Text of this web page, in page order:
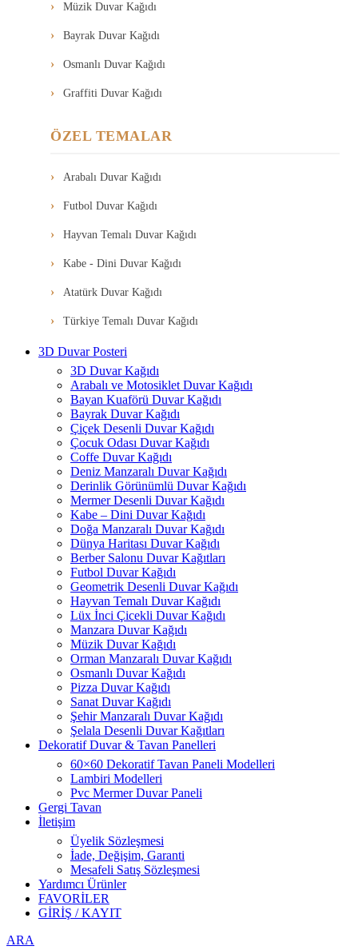
Müzik Duvar Kağıdı
Bayrak Duvar Kağıdı
Osmanlı Duvar Kağıdı
Graffiti Duvar Kağıdı
ÖZEL TEMALAR
Arabalı Duvar Kağıdı
Futbol Duvar Kağıdı
Hayvan Temalı Duvar Kağıdı
Kabe - Dini Duvar Kağıdı
Atatürk Duvar Kağıdı
Türkiye Temalı Duvar Kağıdı
3D Duvar Posteri
3D Duvar Kağıdı
Arabalı ve Motosiklet Duvar Kağıdı
Bayan Kuaförü Duvar Kağıdı
Bayrak Duvar Kağıdı
Çiçek Desenli Duvar Kağıdı
Çocuk Odası Duvar Kağıdı
Coffe Duvar Kağıdı
Deniz Manzaralı Duvar Kağıdı
Derinlik Görünümlü Duvar Kağıdı
Mermer Desenli Duvar Kağıdı
Kabe – Dini Duvar Kağıdı
Doğa Manzaralı Duvar Kağıdı
Dünya Haritası Duvar Kağıdı
Berber Salonu Duvar Kağıtları
Futbol Duvar Kağıdı
Geometrik Desenli Duvar Kağıdı
Hayvan Temalı Duvar Kağıdı
Lüx İnci Çicekli Duvar Kağıdı
Manzara Duvar Kağıdı
Müzik Duvar Kağıdı
Orman Manzaralı Duvar Kağıdı
Osmanlı Duvar Kağıdı
Pizza Duvar Kağıdı
Sanat Duvar Kağıdı
Şehir Manzaralı Duvar Kağıdı
Şelala Desenli Duvar Kağıtları
Dekoratif Duvar & Tavan Panelleri
60×60 Dekoratif Tavan Paneli Modelleri
Lambiri Modelleri
Pvc Mermer Duvar Paneli
Gergi Tavan
İletişim
Üyelik Sözleşmesi
İade, Değişim, Garanti
Mesafeli Satış Sözleşmesi
Yardımcı Ürünler
FAVORİLER
GİRİŞ / KAYIT
ARA